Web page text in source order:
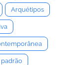
Arquétipos